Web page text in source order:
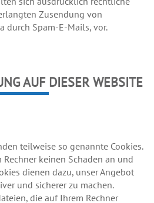
Zusendung von
durch Spam-E-Mails, vor.
AUF DIESER WEBSITE
teilweise so genannte Cookies.
keinen Schaden an und
dienen dazu, unser Angebot
und sicherer zu machen.
die auf Ihrem Rechner